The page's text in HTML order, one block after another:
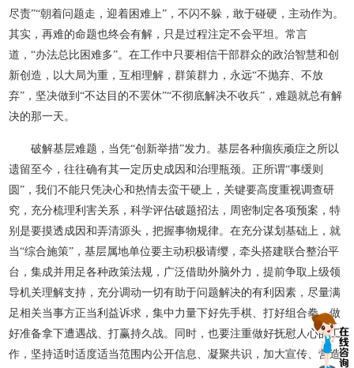
尽责”“朝着问题走，迎着困难上”，不闪不躲，敢于碰硬，主动作为。
其实，再难的命题也终会有解，只是过程注定不会平坦。常言
道，“办法总比困难多”。在工作中只要相信干部群众的政治智慧和创
新创造，以大局为重，互相理解，群策群力，永远“不抛弃、不放
弃”，坚决做到“不达目的不罢休”“不彻底解决不收兵”，难题就总有解
决的那一天。
破解基层难题，当凭“创新举措”发力。基层各种痼疾顽症之所以
遗留至今，往往确有其一定历史成因和治理瓶颈。正所谓“事缓则
圆”，我们不能只凭决心和热情去蛮干硬上，关键要高度重视调查研
究，充分梳理利害关系，科学评估破题招法，周密制定各项预案，特
别是要摸透成因和弄清源头，把握事物规律。在充分谋划基础上，就
当“综合施策”，基层属地单位要主动积极请缨，牵头搭建联合整治平
台，集成并用足各种政策法规，广泛借助外脑外力，提前争取上级领
导机关理解支持，充分调动一切有助于问题解决的有利因素，尽量满
足相关当事方正当利益诉求，集中力量下好先手棋、打好组合拳，做
好准备拿下遭遇战、打赢持久战。同时，也要注重做好抚慰人心的工
作，坚持适时适度适当范围内公开信息、凝聚共识，加大宣传、营造